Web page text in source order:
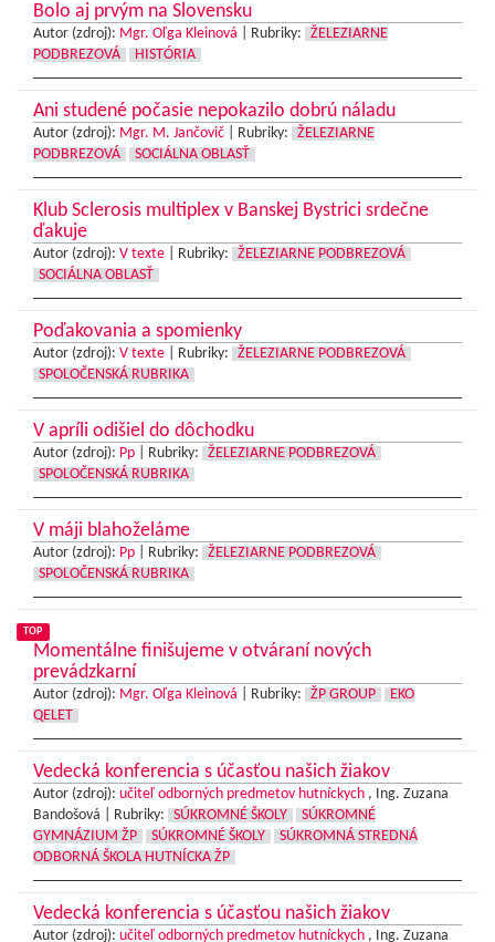
Bolo aj prvým na Slovensku
Autor (zdroj): Mgr. Oľga Kleinová Rubriky:
ŽELEZIARNE
PODBREZOVÁ
HISTÓRIA
Ani studené počasie nepokazilo dobrú náladu
Autor (zdroj): Mgr. M. Jančovič Rubriky:
ŽELEZIARNE
PODBREZOVÁ
SOCIÁLNA OBLASŤ
Klub Sclerosis multiplex v Banskej Bystrici srdečne
ďakuje
Autor (zdroj): V texte Rubriky:
ŽELEZIARNE PODBREZOVÁ
SOCIÁLNA OBLASŤ
Poďakovania a spomienky
Autor (zdroj): V texte Rubriky:
ŽELEZIARNE PODBREZOVÁ
SPOLOČENSKÁ RUBRIKA
V apríli odišiel do dôchodku
Autor (zdroj): Pp Rubriky:
ŽELEZIARNE PODBREZOVÁ
SPOLOČENSKÁ RUBRIKA
V máji blahoželáme
Autor (zdroj): Pp Rubriky:
ŽELEZIARNE PODBREZOVÁ
SPOLOČENSKÁ RUBRIKA
TOP
Momentálne finišujeme v otváraní nových
prevádzkarní
Autor (zdroj): Mgr. Oľga Kleinová Rubriky: ŽP GROUP
EKO
QELET
Vedecká konferencia s účasťou našich žiakov
Autor (zdroj): učiteľ odborných predmetov hutníckych , Ing. Zuzana
Bandošová |
Rubriky: SÚKROMNÉ ŠKOLY
SÚKROMNÉ
GYMNÁZIUM ŽP
SÚKROMNÉ ŠKOLY
SÚKROMNÁ STREDNÁ
ODBORNÁ ŠKOLA HUTNÍCKA ŽP
Vedecká konferencia s účasťou našich žiakov
Autor (zdroj): učiteľ odborných predmetov hutníckych , Ing. Zuzana